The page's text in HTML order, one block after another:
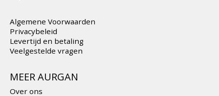
Algemene Voorwaarden
Privacybeleid
Levertijd en betaling
Veelgestelde vragen
MEER AURGAN
Over ons